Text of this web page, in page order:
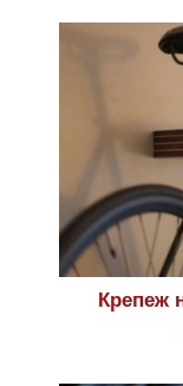
Крепеж